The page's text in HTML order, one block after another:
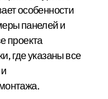
особенности
панелей и
проекта
где указаны все